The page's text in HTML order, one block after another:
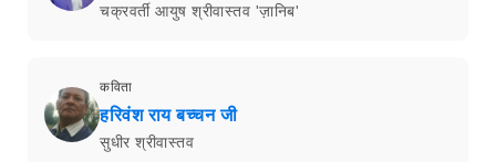
चक्रवर्ती आयुष श्रीवास्तव 'ज़ानिब'
कविता
हरिवंश राय बच्चन जी
सुधीर श्रीवास्तव